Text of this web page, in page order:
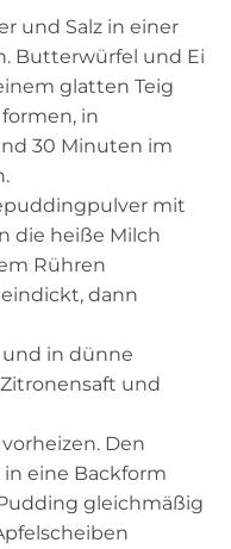
und Salz in einer
Butterwürfel und Ei
glatten Teig
in
30 Minuten im
mit
die heiße Milch
Rühren
dann
in dünne
und
vorheizen. Den
eine Backform
gleichmäßig